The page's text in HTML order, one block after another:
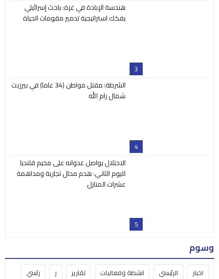
3
هندسة الإبادة في غزة: باحث إسرائيلي
يفكك استراتيجية تدمير مقومات الحياة
4
الشرطة: مقتل مواطن (34 عاما) في بيرزيت
شمال رام الله
5
الاحتلال يواصل عدوانه على مخيم قلنديا
لليوم الثاني: هدم محال تجارية ومداهمة
عشرات المنازل
وسوم
اخبار الرئيسي انشطة وفعاليات تقارير ر
رئسي